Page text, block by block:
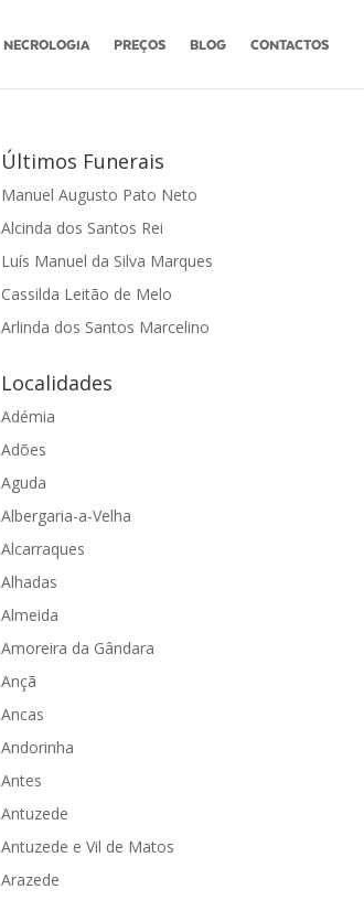
NECROLOGIA PREÇOS BLOG CONTACTOS
Últimos Funerais
Manuel Augusto Pato Neto
Alcinda dos Santos Rei
Luís Manuel da Silva Marques
Cassilda Leitão de Melo
Arlinda dos Santos Marcelino
Localidades
Adémia
Adões
Aguda
Albergaria-a-Velha
Alcarraques
Alhadas
Almeida
Amoreira da Gândara
Ançã
Ancas
Andorinha
Antes
Antuzede
Antuzede e Vil de Matos
Arazede